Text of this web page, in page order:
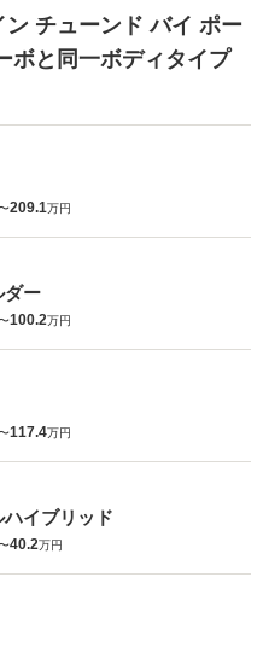
チューンド バイ ポー
ボと同一ボディタイプ
209.1万円
ダー
100.2万円
117.4万円
イブリッド
40.2万円